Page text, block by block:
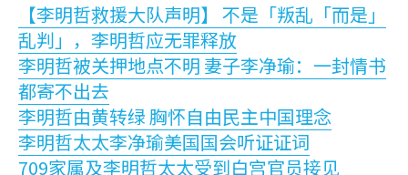
【李明哲救援大队声明】 不是「叛乱「而是」
乱判」，李明哲应无罪释放
李明哲被关押地点不明 妻子李净瑜：一封情书
都寄不出去
李明哲由黄转绿 胸怀自由民主中国理念
李明哲太太李净瑜美国国会听证证词
709家属及李明哲太太受到白宫官员接见